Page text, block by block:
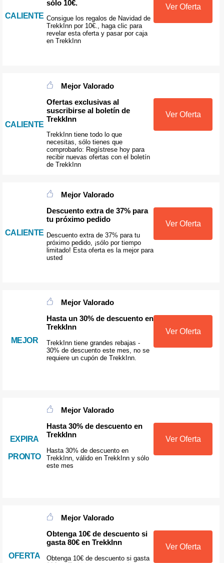
CALIENTE
sólo 10€.
Consigue los regalos de Navidad de
TrekkInn por 10€., haga clic para
revelar esta oferta y pasar por caja
en TrekkInn
Ver Oferta
CALIENTE
Mejor Valorado
Ofertas exclusivas al
suscribirse al boletín de
TrekkInn
TrekkInn tiene todo lo que
necesitas, sólo tienes que
comprobarlo: Regístrese hoy para
recibir nuevas ofertas con el boletín
de TrekkInn
Ver Oferta
CALIENTE
Mejor Valorado
Descuento extra de 37% para
tu próximo pedido
Descuento extra de 37% para tu
próximo pedido, ¡sólo por tiempo
limitado! Esta oferta es la mejor para
usted
Ver Oferta
MEJOR
Mejor Valorado
Hasta un 30% de descuento en
TrekkInn
TrekkInn tiene grandes rebajas -
30% de descuento este mes, no se
requiere un cupón de TrekkInn.
Ver Oferta
EXPIRA
PRONTO
Mejor Valorado
Hasta 30% de descuento en
TrekkInn
Hasta 30% de descuento en
TrekkInn, válido en TrekkInn y sólo
este mes
Ver Oferta
OFERTA
Mejor Valorado
Obtenga 10€ de descuento si
gasta 80€ en TrekkInn
Obtenga 10€ de descuento si gasta
Ver Oferta